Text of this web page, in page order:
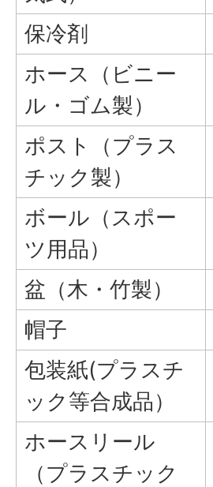
保冷剤
ホース（ビニー
ル・ゴム製）
ポスト（プラス
チック製）
ボール（スポー
ツ用品）
盆（木・竹製）
帽子
包装紙(プラスチ
ック等合成品）
ホースリール
（プラスチック